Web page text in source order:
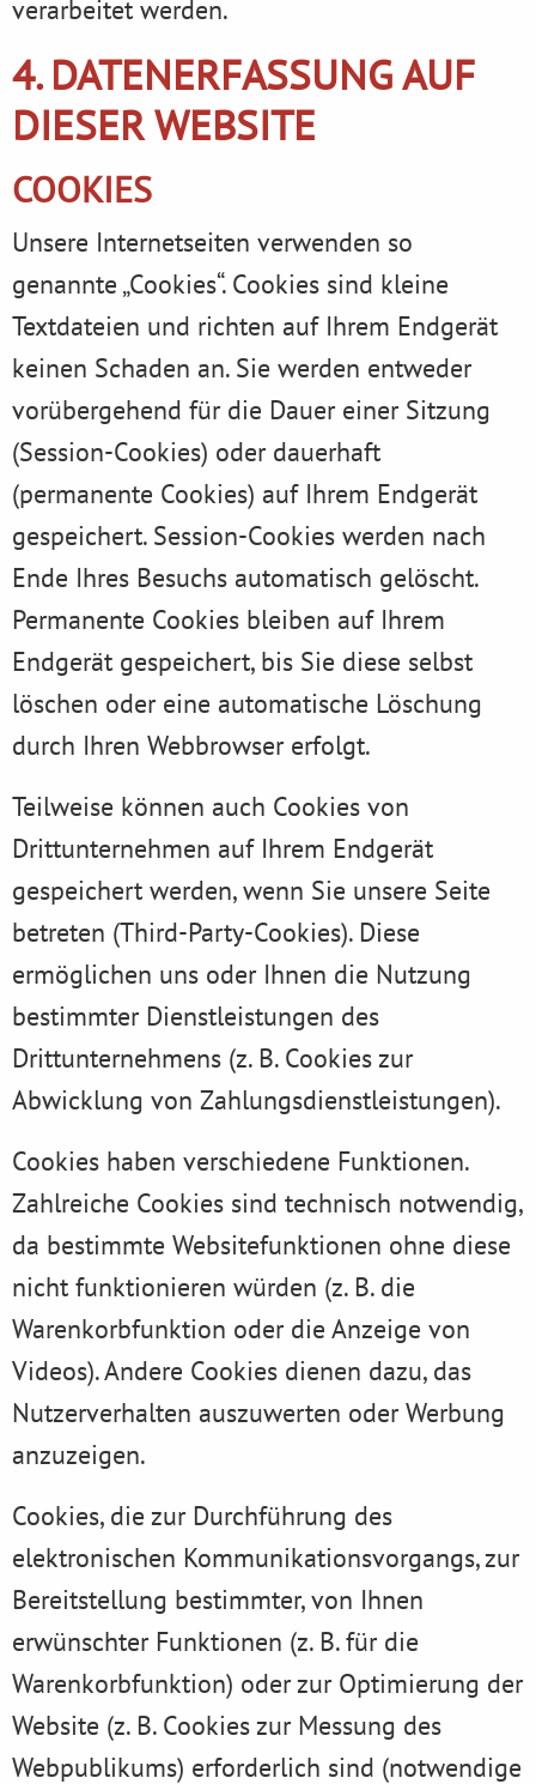
verarbeitet werden.
4. DATENERFASSUNG AUF
DIESER WEBSITE
COOKIES
Unsere Internetseiten verwenden so
genannte „Cookies“. Cookies sind kleine
Textdateien und richten auf Ihrem Endgerät
keinen Schaden an. Sie werden entweder
vorübergehend für die Dauer einer Sitzung
(Session-Cookies) oder dauerhaft
(permanente Cookies) auf Ihrem Endgerät
gespeichert. Session-Cookies werden nach
Ende Ihres Besuchs automatisch gelöscht.
Permanente Cookies bleiben auf Ihrem
Endgerät gespeichert, bis Sie diese selbst
löschen oder eine automatische Löschung
durch Ihren Webbrowser erfolgt.
Teilweise können auch Cookies von
Drittunternehmen auf Ihrem Endgerät
gespeichert werden, wenn Sie unsere Seite
betreten (Third-Party-Cookies). Diese
ermöglichen uns oder Ihnen die Nutzung
bestimmter Dienstleistungen des
Drittunternehmens (z. B. Cookies zur
Abwicklung von Zahlungsdienstleistungen).
Cookies haben verschiedene Funktionen.
Zahlreiche Cookies sind technisch notwendig,
da bestimmte Websitefunktionen ohne diese
nicht funktionieren würden (z. B. die
Warenkorbfunktion oder die Anzeige von
Videos). Andere Cookies dienen dazu, das
Nutzerverhalten auszuwerten oder Werbung
anzuzeigen.
Cookies, die zur Durchführung des
elektronischen Kommunikationsvorgangs, zur
Bereitstellung bestimmter, von Ihnen
erwünschter Funktionen (z. B. für die
Warenkorbfunktion) oder zur Optimierung der
Website (z. B. Cookies zur Messung des
Webpublikums) erforderlich sind (notwendige